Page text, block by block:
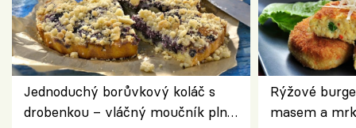
Jednoduchý borůvkový koláč s
drobenkou – vláčný moučník plný
Rýžové
masem a